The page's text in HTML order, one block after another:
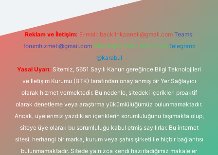
Reklam ve İletişim: E-mail: backlinkpaneli@gmail.com Teams:
forumhizmeti@gmail.com Whatsapp: 0262 606 0 726 Telegram:
@karabul
Yasal Uyarı: Sitemiz, 5651 Sayılı Kanun gereğince Bilgi Teknolojileri
ve İletişim Kurumu (BTK) tarafından onaylanmış bir Yer Sağlayıcı
olarak hizmet vermektedir. Bu nedenle, sitedeki içerikleri proaktif
olarak denetleme veya araştırma yükümlülüğümüz bulunmamaktadır.
Ancak, üyelerimiz yazdıkları içeriklerin sorumluluğunu taşımakta olup,
siteye üye olarak bu sorumluluğu kabul etmiş sayılırlar. Bu internet
sitesi, herhangi bir marka, kurum veya şahıs şirketi ile hiçbir bağlantısı
bulunmamaktadır. Sitede yalnızca kendi hazırladığımız makaleler